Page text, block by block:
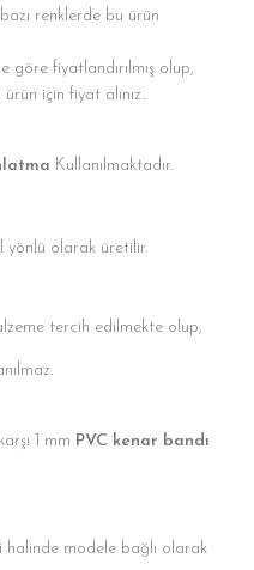
renklerde bu ürün
fiyatlandırılmış olup,
için fiyat alınız..
Kullanılmaktadır.
yönlü olarak üretilir.
tercih edilmekte olup,
1 mm PVC kenar bandı
modele bağlı olarak